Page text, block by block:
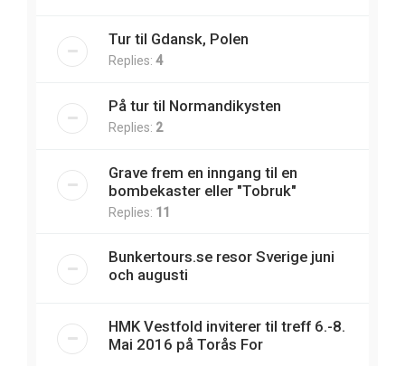
Tur til Gdansk, Polen
Replies: 4
På tur til Normandikysten
Replies: 2
Grave frem en inngang til en
bombekaster eller "Tobruk"
Replies: 11
Bunkertours.se resor Sverige juni
och augusti
HMK Vestfold inviterer til treff 6.-8.
Mai 2016 på Torås For